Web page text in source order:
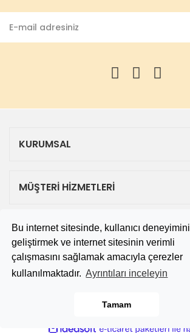
Bu internet sitesinde, kullanıcı deneyimini
geliştirmek ve internet sitesinin verimli
çalışmasını sağlamak amacıyla çerezler
kullanılmaktadır. Ayrıntıları inceleyin
Tamam
KURUMSAL
MÜŞTERİ HİZMETLERİ
ALIŞVERİŞ
ideasoft e-